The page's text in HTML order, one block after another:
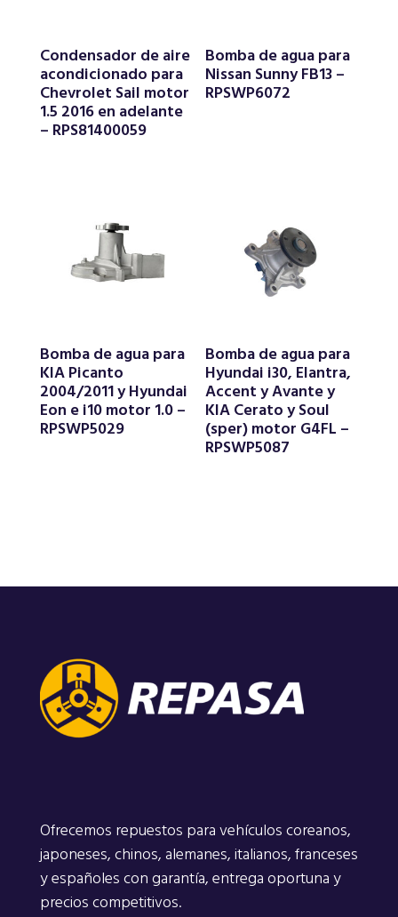
Condensador de aire
acondicionado para
Chevrolet Sail motor
1.5 2016 en adelante
– RPS81400059
Bomba de agua para
Nissan Sunny FB13 –
RPSWP6072
Bomba de agua para
KIA Picanto
2004/2011 y Hyundai
Eon e i10 motor 1.0 –
RPSWP5029
Bomba de agua para
Hyundai i30, Elantra,
Accent y Avante y
KIA Cerato y Soul
(sper) motor G4FL –
RPSWP5087
Ofrecemos repuestos para vehículos coreanos,
japoneses, chinos, alemanes, italianos, franceses
y españoles con garantía, entrega oportuna y
precios competitivos.